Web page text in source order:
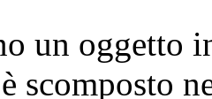
un oggetto
scomposto